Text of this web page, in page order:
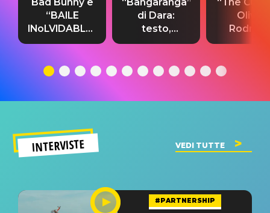
“BAILE
INoLVIDABLE”:
testo,
significato
di Dara:
testo,
traduzione e
del singolo
Olivia
testo,
INTERVISTE VEDI TUTTE
#PARTNERSHIP